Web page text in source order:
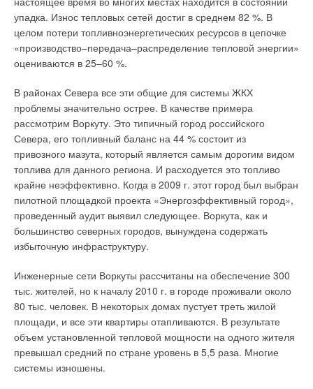
упадка. Износ тепловых сетей достиг в среднем 82 %. В
целом потери топливноэнергетических ресурсов в цепочке
«производство–передача–распределение тепловой энергии»
оцениваются в 25–60 %.
В районах Севера все эти общие для системы ЖКХ
проблемы значительно острее. В качестве примера
рассмотрим Воркуту. Это типичный город российского
Севера, его топливный баланс на 44 % состоит из
привозного мазута, который является самым дорогим видом
топлива для данного региона. И расходуется это топливо
крайне неэффективно. Когда в 2009 г. этот город был выбран
пилотной площадкой проекта «Энергоэффективный город»,
проведенный аудит выявил следующее. Воркута, как и
большинство северных городов, вынуждена содержать
избыточную инфраструктуру.
Инженерные сети Воркуты рассчитаны на обеспечение 300
тыс. жителей, но к началу 2010 г. в городе проживали около
80 тыс. человек. В некоторых домах пустует треть жилой
площади, и все эти квартиры отапливаются. В результате
объем установленной тепловой мощности на одного жителя
превышал средний по стране уровень в 5,5 раза. Многие
системы изношены.
(теплообменники).
Значительная часть этой теплоты может быть утилизирована
и использована для тепловых потребностей, что повышает
(для электростанций без когенерации) до 80– 90 % и более в
ТЭС с когенерационными установками. Основными
достоинствами миниТЭС являются: малые потери при
транспортировке тепловой и электрической энергии по
сравнению с системами централизованного теплои
электроснабжения; автономность функционирования
(независимость от централизованной энергосистемы) и, как
следствие, надежное и бесперебойное энергоснабжение;
возможность продажи излишков вырабатываемой энергии;
низкая себестоимость тепловой и электрической энергии по
сравнению с системами централизованного теплои
мини-ТЭС компенсируются за счет низкой себестоимости
энергии в целом.
При подключении новых мощностей отпадает
необходимость в строительстве протяженных сетей. Главной
целью строительства миниТЭЦ является обеспечение
потребностей в электрической и тепловой энергии при